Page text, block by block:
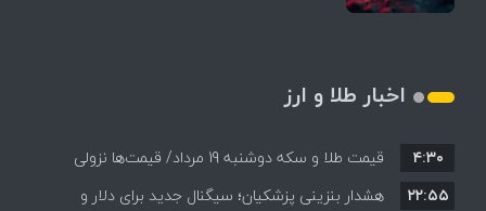
اخبار طلا و ارز
قیمت طلا و سکه دوشنبه 19 مرداد/ قیمت‌ها نزولی
۴:۳۰
هشدار بنزینی پزشکیان؛ سیگنال جدید برای دلار و
۲۲:۵۵